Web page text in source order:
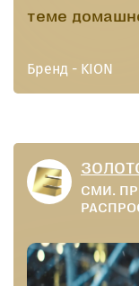
теме
Бренд - KION
СМИ.